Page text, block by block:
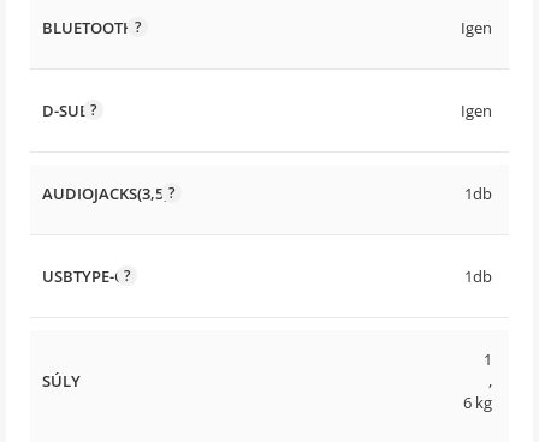
BLUETOOTH Igen
D-SUB Igen
AUDIOJACKS(3,5) 1db
USBTYPE-C 1db
SÚLY
1
,
6 kg